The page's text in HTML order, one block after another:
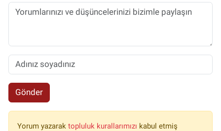
Gönder
Yorum yazarak topluluk kurallarımızı kabul etmiş